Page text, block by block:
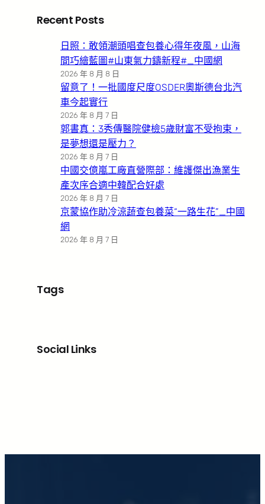
Recent Posts
日照：敢領潮頭唱查包養心得年夜風，山海
間巧繪藍圖#山東氣力鑄新程#_中國網
2026 年 8 月 8 日
留意了！一批國度尺度OSDER奧斯德台北汽
車今起實行
2026 年 8 月 7 日
郭書真：3秀傳醫院健檢5歲財富不受拘束，
是夢想還是壓力？
2026 年 8 月 7 日
中國交億嵐工廠直營際部：維護傑出漁業生
產次序合適中韓配合好處
2026 年 8 月 7 日
京蒙協作助冷涼蔬查包養菜“一路生花”_中國
網
2026 年 8 月 7 日
Tags
Social Links